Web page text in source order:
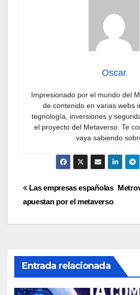
Oscar
Impresionado por el mundo del
de contenido en varias webs
tegnología, inversiones y
el proyecto del Metaverso. Te
vaya sabiendo
Navegación
de
Las empresas españolas
apuestan por el metaverso
Entrada relacionada